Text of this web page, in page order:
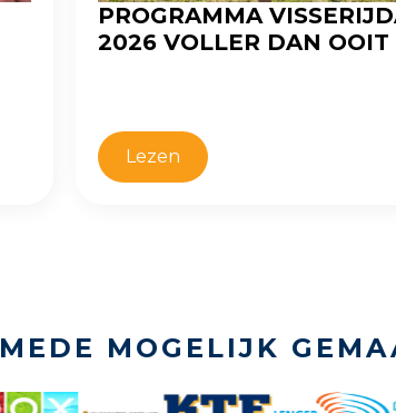
PROGRAMMA
2026 VOLLER DAN OOIT
Lezen
MEDE MOGELIJK